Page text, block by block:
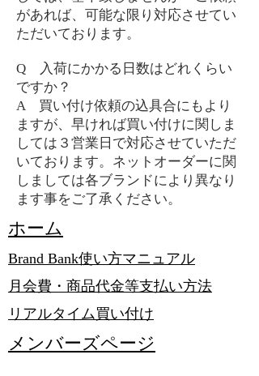
があれば、可能な限り対応させてい
ただいております。
Q 入荷にかかる日数はどれくらい
ですか？
A 買い付け依頼の込具合にもより
ますが、早ければ買い付けに関しま
しては３営業日で対応させていただ
いております。ネットオーダーに関
しましては各ブランドにより異なり
ます事をご了承ください。
​ホーム
Brand Bank使い方マニュアル
月会費・商品代金等支払い方法
リアルタイム買い付け
メンバーズページ